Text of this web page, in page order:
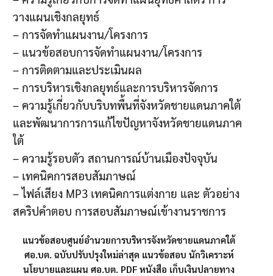
วางแผนเชิงกลยุทธ์
– การจัดทำแผนงาน/โครงการ
– แนวข้อสอบการจัดทำแผนงาน/โครงการ
– การติดตามและประเมินผล
– การบริหารเชิงกลยุทธ์และการบริหารจัดการ
– ความรู้เกี่ยวกับบริบทพื้นที่จังหวัดชายแดนภาคใต้
และพัฒนาการการแก้ไขปัญหาจังหวัดชายแดนภาค
ใต้
– ความรู้รอบตัว สถานการณ์บ้านเมืองปัจจุบัน
– เทคนิคการสอบสัมภาษณ์
– ไฟล์เสียง MP3 เทคนิคการแต่งกาย และ ตัวอย่าง
สคริปคำตอบ การสอบสัมภาษณ์เข้างานราชการ
แนวข้อสอบศูนย์อำนวยการบริหารจังหวัดชายแดนภาคใต้
ศอ.บต. ฉบับปรับปรุงใหม่ล่าสุด แนวข้อสอบ นักวิเคราะห์
นโยบายและแผน ศอ.บต. PDF หนังสือ เก็บเงินปลายทาง